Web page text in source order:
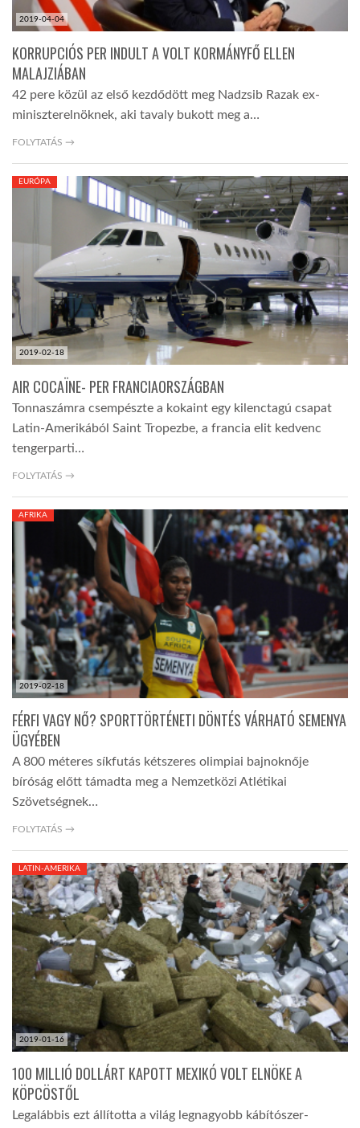
GLOBOTV BP
HÍR3D
TROPICALMAGAZIN
GLOBOTV
AFRIKA TUDÁSTÁR
LINKTR.EE
GLOBOZSARU
DOBRAVERO.HU
LATIMO.HU
GLOBOBOOK
2019-04-04
KORRUPCIÓS PER INDULT A VOLT KORMÁNYFŐ ELLEN
MALAJZIÁBAN
42 pere közül az első kezdődött meg Nadzsib Razak ex-
miniszterelnöknek, aki tavaly bukott meg a…
FOLYTATÁS →
2019-02-18
EURÓPA
AIR COCAÏNE- PER FRANCIAORSZÁGBAN
Tonnaszámra csempészte a kokaint egy kilenctagú csapat
Latin-Amerikából Saint Tropezbe, a francia elit kedvenc
tengerparti…
FOLYTATÁS →
2019-02-18
AFRIKA
FÉRFI VAGY NŐ? SPORTTÖRTÉNETI DÖNTÉS VÁRHATÓ SEMENYA
ÜGYÉBEN
A 800 méteres síkfutás kétszeres olimpiai bajnoknője
bíróság előtt támadta meg a Nemzetközi Atlétikai
Szövetségnek…
FOLYTATÁS →
2019-01-16
LATIN-AMERIKA
100 MILLIÓ DOLLÁRT KAPOTT MEXIKÓ VOLT ELNÖKE A
KÖPCÖSTŐL
Legalábbis ezt állította a világ legnagyobb kábítószer-